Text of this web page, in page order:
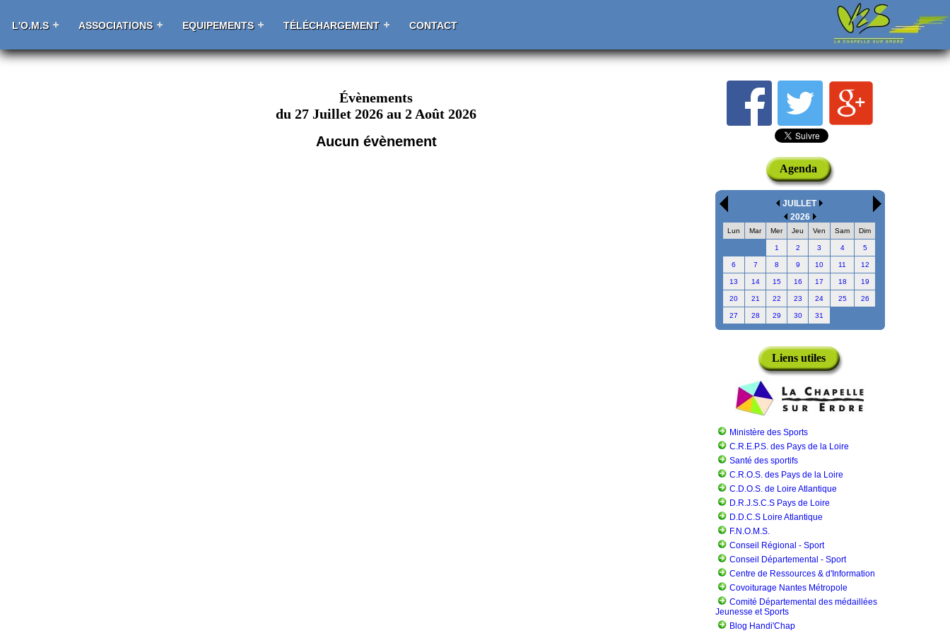
L'O.M.S ASSOCIATIONS EQUIPEMENTS TÉLÉCHARGEMENT CONTACT
Évènements
du 27 Juillet 2026 au 2 Août 2026
Aucun évènement
Agenda
JUILLET
2026
Lun Mar Mer Jeu Ven Sam Dim
1 2 3 4 5
6 7 8 9 10 11 12
13 14 15 16 17 18 19
20 21 22 23 24 25 26
27 28 29 30 31
Liens utiles
Ministère des Sports
C.R.E.P.S. des Pays de la Loire
Santé des sportifs
C.R.O.S. des Pays de la Loire
C.D.O.S. de Loire Atlantique
D.R.J.S.C.S Pays de Loire
D.D.C.S Loire Atlantique
F.N.O.M.S.
Conseil Régional - Sport
Conseil Départemental - Sport
Centre de Ressources & d'Information
Covoiturage Nantes Métropole
Comité Départemental des médaillées
Jeunesse et Sports
Blog Handi'Chap